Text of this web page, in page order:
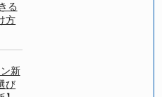
る
方
新
び